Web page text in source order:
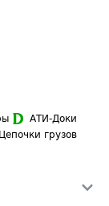
АТИ-Доки
Цепочки грузов